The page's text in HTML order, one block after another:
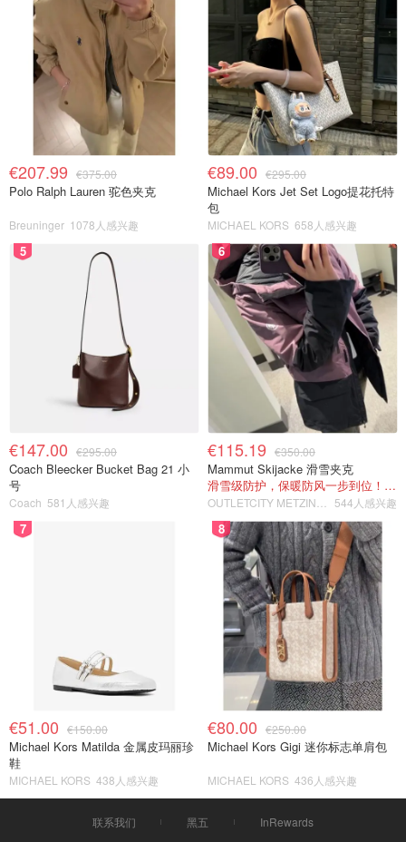
€207.99 €375.00
Polo Ralph Lauren 驼色夹克
Breuninger 1078人感兴趣
€89.00 €295.00
Michael Kors Jet Set Logo提花托特
包
MICHAEL KORS 658人感兴趣
5
€147.00 €295.00
Coach Bleecker Bucket Bag 21 小
号
Coach 581人感兴趣
6
€115.19 €350.00
Mammut Skijacke 滑雪夹克
滑雪级防护，保暖防风一步到位！仅剩s！
544人感兴趣
7
€51.00 €150.00
Michael Kors Matilda 金属皮玛丽珍
鞋
MICHAEL KORS 438人感兴趣
8
€80.00 €250.00
Michael Kors Gigi 迷你标志单肩包
MICHAEL KORS 436人感兴趣
联系我们 黑五
InRewards